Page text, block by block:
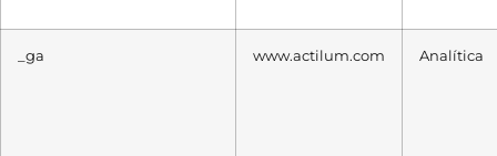
_ga www.actilum.com Analítica